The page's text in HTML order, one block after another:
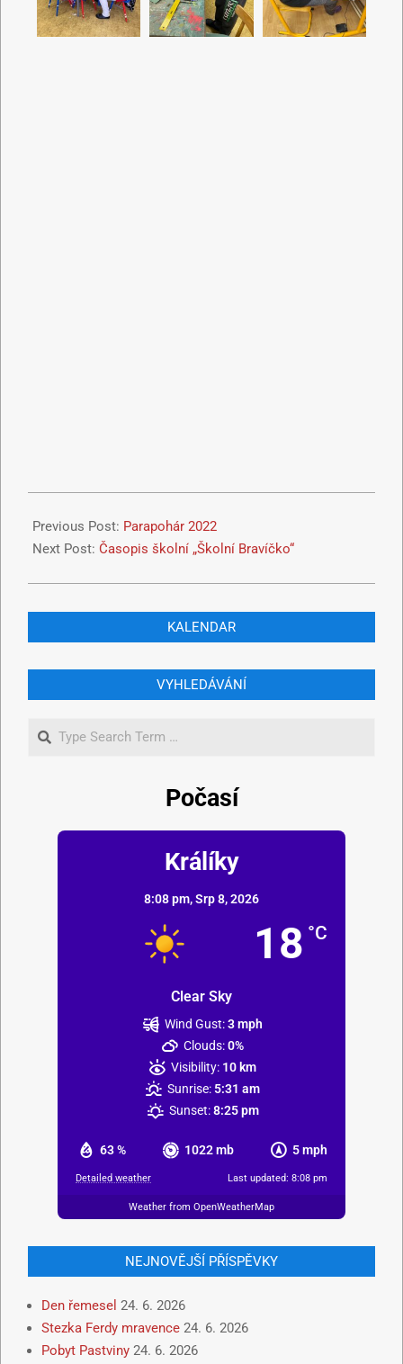
Previous Post: Parapohár 2022
Next Post: Časopis školní „Školní Bravíčko“
KALENDAR
VYHLEDÁVÁNÍ
Počasí
Králíky
8:08 pm,Srp 8, 2026
18 °C
Clear Sky
63 % 1022 mb 5 mph
Wind Gust:3 mph
Clouds:0%
Visibility: 10 km
Sunrise: 5:31 am
Sunset: 8:25 pm
Detailed weather Last updated: 8:08 pm
Weather from OpenWeatherMap
NEJNOVĚJŠÍ PŘÍSPĚVKY
Den řemesel 24. 6. 2026
Stezka Ferdy mravence 24. 6. 2026
Pobyt Pastviny 24. 6. 2026